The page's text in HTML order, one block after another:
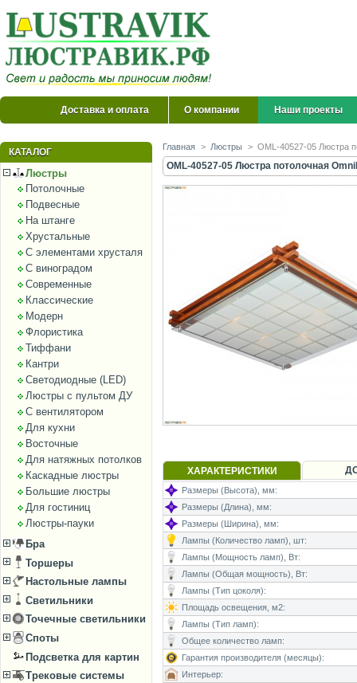
Доставка и оплата О компании Наши проекты
КАТАЛОГ
Люстры
Потолочные
Подвесные
На штанге
Хрустальные
С элементами хрусталя
С виноградом
Современные
Классические
Модерн
Флористика
Тиффани
Кантри
Светодиодные (LED)
Люстры с пультом ДУ
С вентилятором
Для кухни
Восточные
Для натяжных потолков
Каскадные люстры
Большие люстры
Для гостиниц
Люстры-пауки
Бра
Торшеры
Настольные лампы
Светильники
Точечные светильники
Споты
Подсветка для картин
Трековые системы
Главная > Люстры > OML-40527-05 Люстра
OML-40527-05 Люстра потолочная
ХАРАКТЕРИСТИКИ
Размеры (Высота), мм:
Размеры (Длина), мм:
Размеры (Ширина), мм:
Лампы (Количество ламп), шт:
Лампы (Мощность ламп), Вт:
Лампы (Общая мощность), Вт:
Лампы (Тип цоколя):
Площадь освещения, м2:
Лампы (Тип ламп):
Общее количество ламп:
Гарантия производителя (месяцы):
Интерьер: